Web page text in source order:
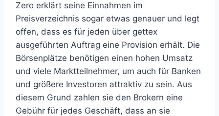
Zero erklärt seine Einnahmen im
Preisverzeichnis sogar etwas genauer und legt
offen, dass es für jeden über gettex
ausgeführten Auftrag eine Provision erhält. Die
Börsenplätze benötigen einen hohen Umsatz
und viele Marktteilnehmer, um auch für Banken
und größere Investoren attraktiv zu sein. Aus
diesem Grund zahlen sie den Brokern eine
Gebühr für jedes Geschäft, dass an sie